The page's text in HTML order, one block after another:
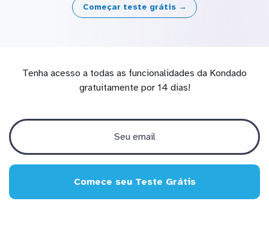
Começar teste grátis →
Tenha acesso a todas as funcionalidades da Kondado
gratuitamente por 14 dias!
Comece seu Teste Grátis